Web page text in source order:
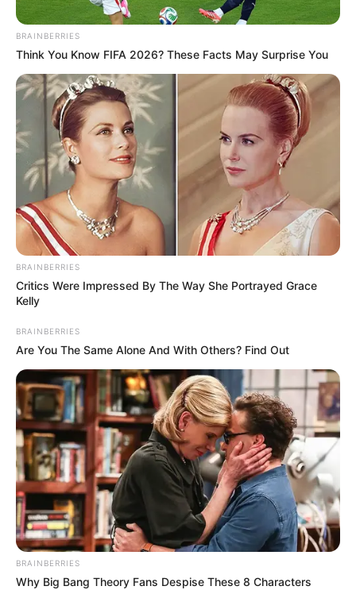
Posted
in
Friss hírek
Vályi István beszólt Szabó
Zsófinak: A fiatalok, veled
ellentétben, pontosan értik és
felfogják, hogy mi és miért
történik körülöttük
bySzerző • November 18, 2025
BRAINBERRIES
Think You Know FIFA 2026? These Facts May Surprise You
BRAINBERRIES
Critics Were Impressed By The Way She Portrayed Grace
Kelly
BRAINBERRIES
Are You The Same Alone And With Others? Find Out
BRAINBERRIES
Why Big Bang Theory Fans Despise These 8 Characters